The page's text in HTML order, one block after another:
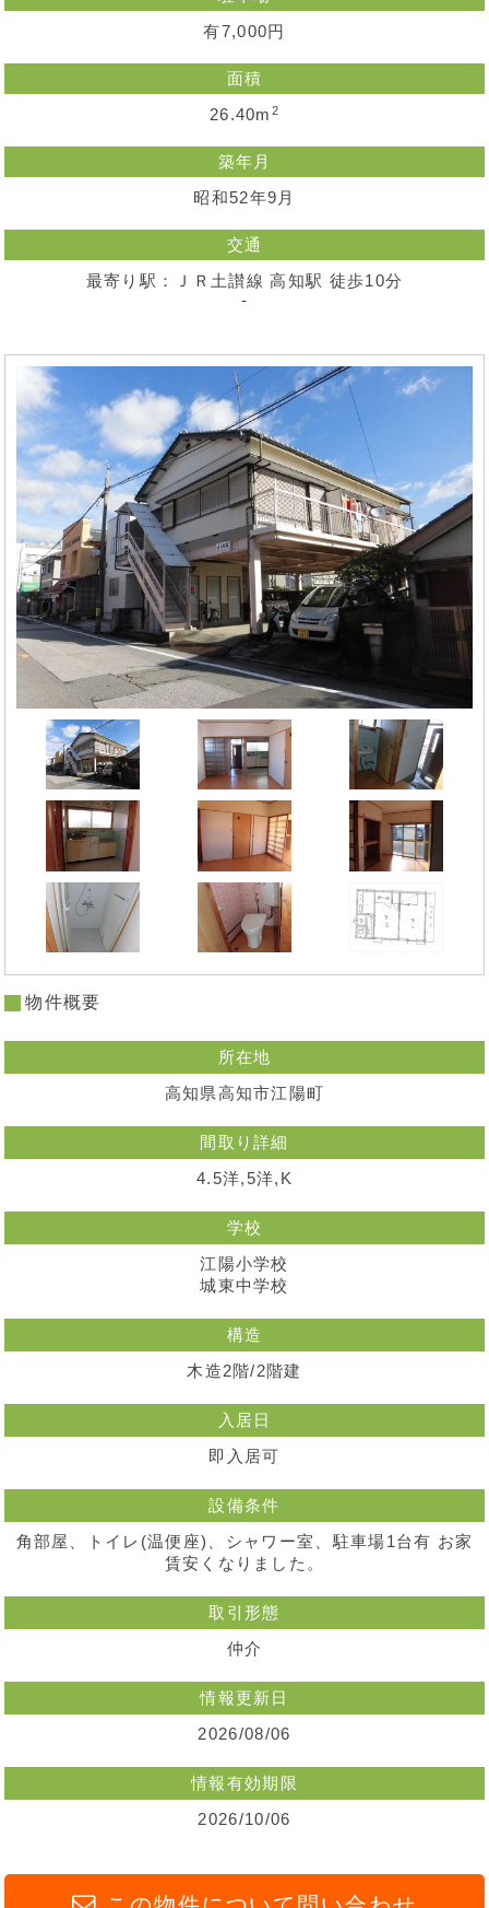
有7,000円
面積
26.40m 2
築年月
昭和52年9月
交通
最寄り駅：ＪＲ土讃線 高知駅 徒歩10分
-
物件概要
所在地
高知県高知市江陽町
間取り詳細
4.5洋,5洋,K
学校
江陽小学校
城東中学校
構造
木造2階/2階建
入居日
即入居可
設備条件
角部屋、トイレ(温便座)、シャワー室、駐車場1台有 お家
賃安くなりました。
取引形態
仲介
情報更新日
2026/08/06
情報有効期限
2026/10/06